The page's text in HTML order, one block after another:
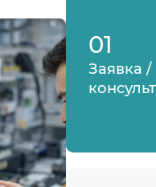
01
Заявка /